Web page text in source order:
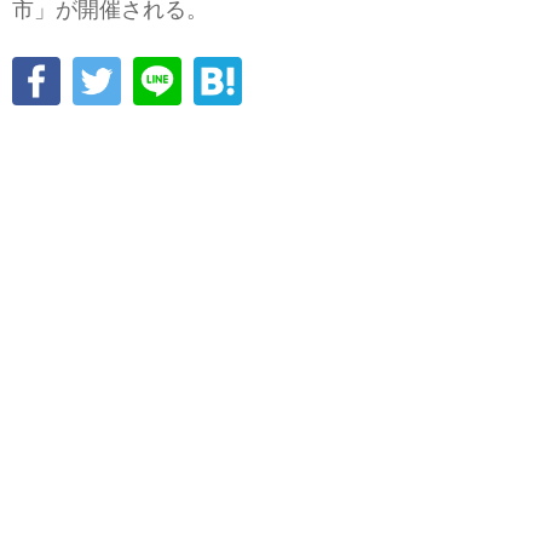
市」が開催される。